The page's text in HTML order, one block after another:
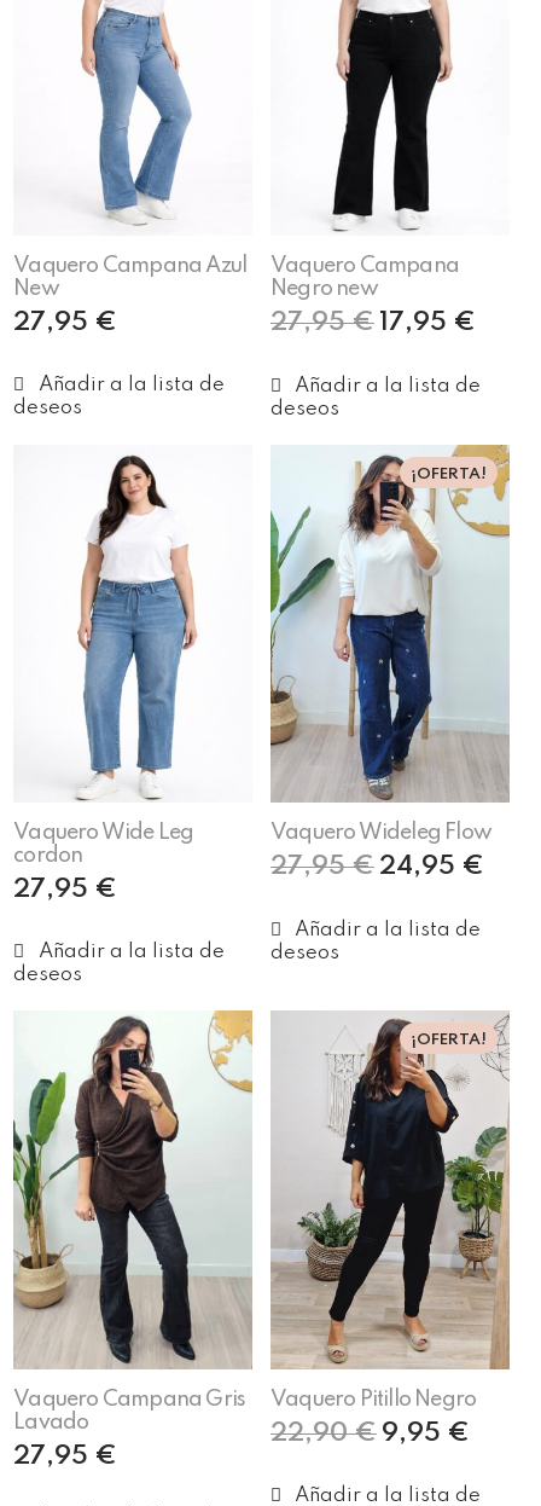
Vaquero Campana Azul
New
27,95 €
Vaquero Campana
Negro new
27,95€ 17,95 €
Vaquero Wide Leg
cordon
27,95 €
¡OFERTA!
Vaquero Wideleg Flow
27,95€ 24,95 €
Vaquero Campana Gris
Lavado
27,95 €
¡OFERTA!
Vaquero Pitillo Negro
22,90€ 9,95 €